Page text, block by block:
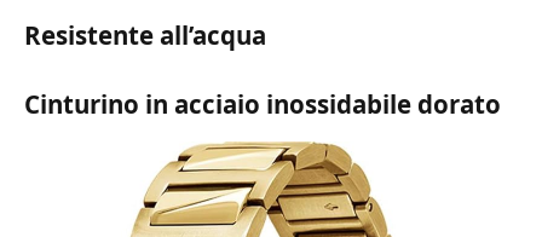
Resistente all’acqua
Cinturino in acciaio inossidabile dorato